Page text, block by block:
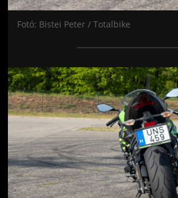
Fotó: Bistei Peter / Totalbike
Jön még kép!